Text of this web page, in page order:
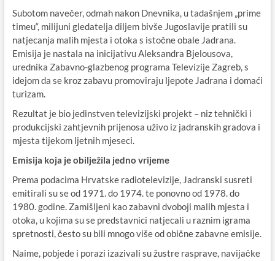
Subotom navečer, odmah nakon Dnevnika, u tadašnjem „prime
timeu“, milijuni gledatelja diljem bivše Jugoslavije pratili su
natjecanja malih mjesta i otoka s istočne obale Jadrana.
Emisija je nastala na inicijativu Aleksandra Bjelousova,
urednika Zabavno-glazbenog programa Televizije Zagreb, s
idejom da se kroz zabavu promoviraju ljepote Jadrana i domaći
turizam.
Rezultat je bio jedinstven televizijski projekt – niz tehnički i
produkcijski zahtjevnih prijenosa uživo iz jadranskih gradova i
mjesta tijekom ljetnih mjeseci.
Emisija koja je obilježila jedno vrijeme
Prema podacima Hrvatske radiotelevizije, Jadranski susreti
emitirali su se od 1971. do 1974. te ponovno od 1978. do
1980. godine. Zamišljeni kao zabavni dvoboji malih mjesta i
otoka, u kojima su se predstavnici natjecali u raznim igrama
spretnosti, često su bili mnogo više od obične zabavne emisije.
Naime, pobjede i porazi izazivali su žustre rasprave, navijačke